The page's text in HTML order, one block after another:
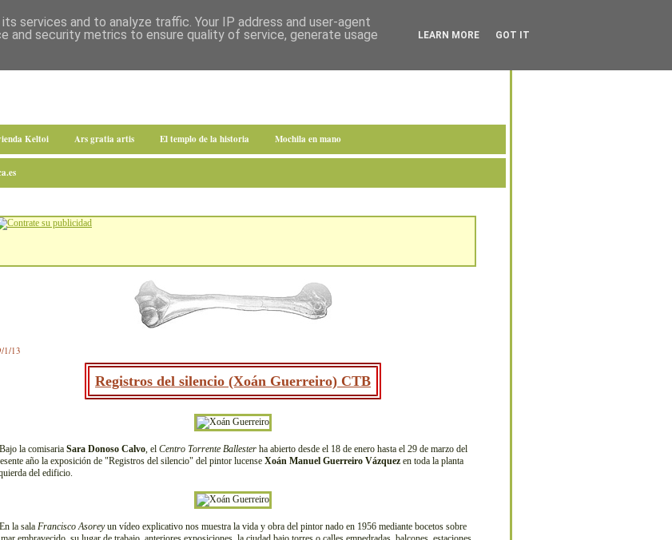
Keltoi Ars gratia artis El templo de la historia Mochila en mano
1/13
Registros del silencio (Xoán Guerreiro) CTB
la comisaria Sara Donoso Calvo, el Centro Torrente Ballester ha abierto desde el 18 de enero hasta el 29 de marzo del
año la exposición de "Registros del silencio" del pintor lucense Xoán Manuel Guerreiro Vázquez en toda la planta
del edificio.
la sala Francisco Asoreyun vídeo explicativo nos muestra la vida y obra del pintor nado en 1956 mediante bocetos sobre
services and to analyze traffic. Your IP address and user-agent
and security metrics to ensure quality of service, generate usage
LEARN MORE GOT IT